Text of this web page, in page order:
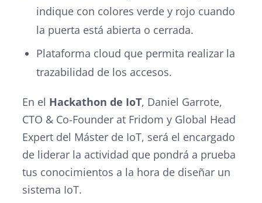
indique con colores verde y rojo cuando
la puerta está abierta o cerrada.
Plataforma cloud que permita realizar la
trazabilidad de los accesos.
En el Hackathon de IoT, Daniel Garrote,
CTO & Co-Founder at Fridom y Global Head
Expert del Máster de IoT, será el encargado
de liderar la actividad que pondrá a prueba
tus conocimientos a la hora de diseñar un
sistema IoT.